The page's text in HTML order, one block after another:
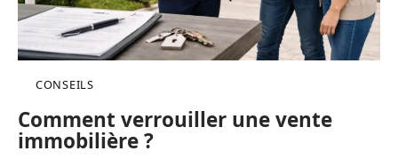
CONSEILS
Comment verrouiller une vente
immobilière ?